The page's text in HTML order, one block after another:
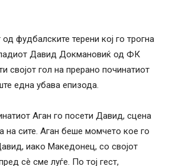
фудбалските терени кој го трогна
Давид Докмановиќ од ФК
својот гол на прерано починатиот
една убава епизода.
Аган го посети Давид, сцена
на сите. Аган беше момчето кое го
иако Македонец, со својот
сè сме луѓе. По тој гест,